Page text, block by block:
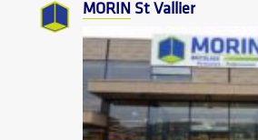
MORIN St Vallier